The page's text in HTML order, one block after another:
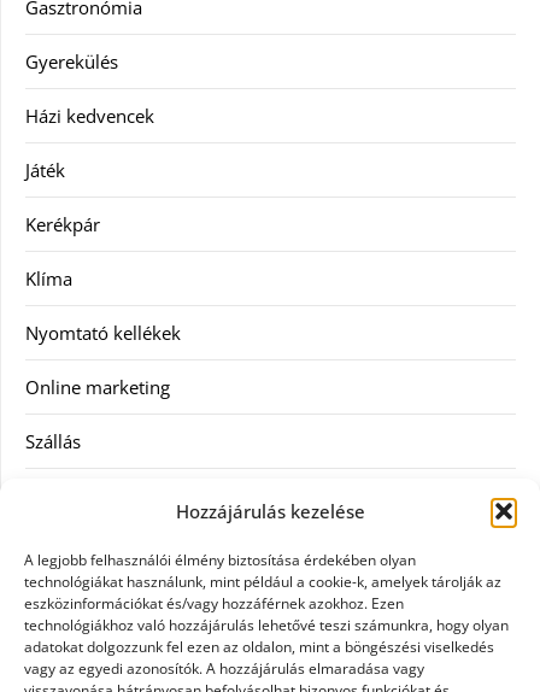
Hozzájárulás kezelése
A legjobb felhasználói élmény biztosítása érdekében olyan
technológiákat használunk, mint például a cookie-k, amelyek tárolják az
eszközinformációkat és/vagy hozzáférnek azokhoz. Ezen
technológiákhoz való hozzájárulás lehetővé teszi számunkra, hogy olyan
adatokat dolgozzunk fel ezen az oldalon, mint a böngészési viselkedés
vagy az egyedi azonosítók. A hozzájárulás elmaradása vagy
Gasztronómia
Gyerekülés
Házi kedvencek
Játék
Kerékpár
Klíma
Nyomtató kellékek
Online marketing
Szállás
Szellőztető
Szolgáltatás
Táskák